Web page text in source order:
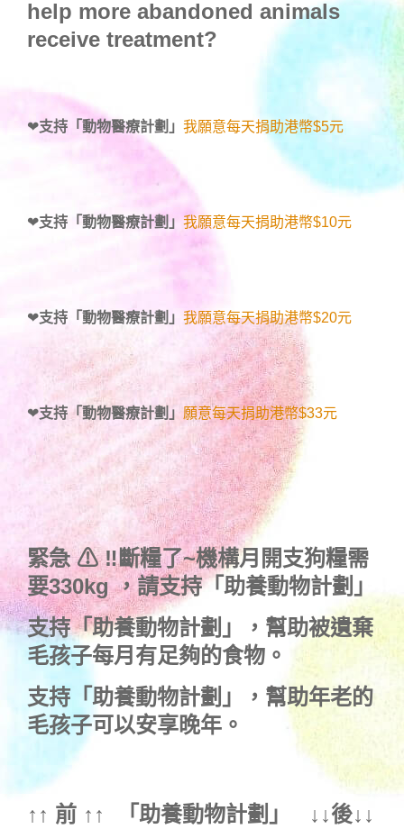
help more abandoned animals
receive treatment?
❤支持「動物醫療計劃」 我願意每天捐助港幣$5元
❤支持「動物醫療計劃」 我願意每天捐助港幣$10元
❤支持「動物醫療計劃」 我願意每天捐助港幣$20元
❤支持「動物醫療計劃」 願意每天捐助港幣$33元
緊急 ⚠ ‼斷糧了~機構月開支狗糧需
要330kg ，請支持「助養動物計劃」
支持「助養動物計劃」
，幫助被遺棄
毛孩子每月有足夠的食物。
支持 「助養動物計劃」
，幫助年老的
毛孩子可以安享晚年。
↑↑ 前 ↑↑ 「助養動物計劃 」 ↓↓後↓↓